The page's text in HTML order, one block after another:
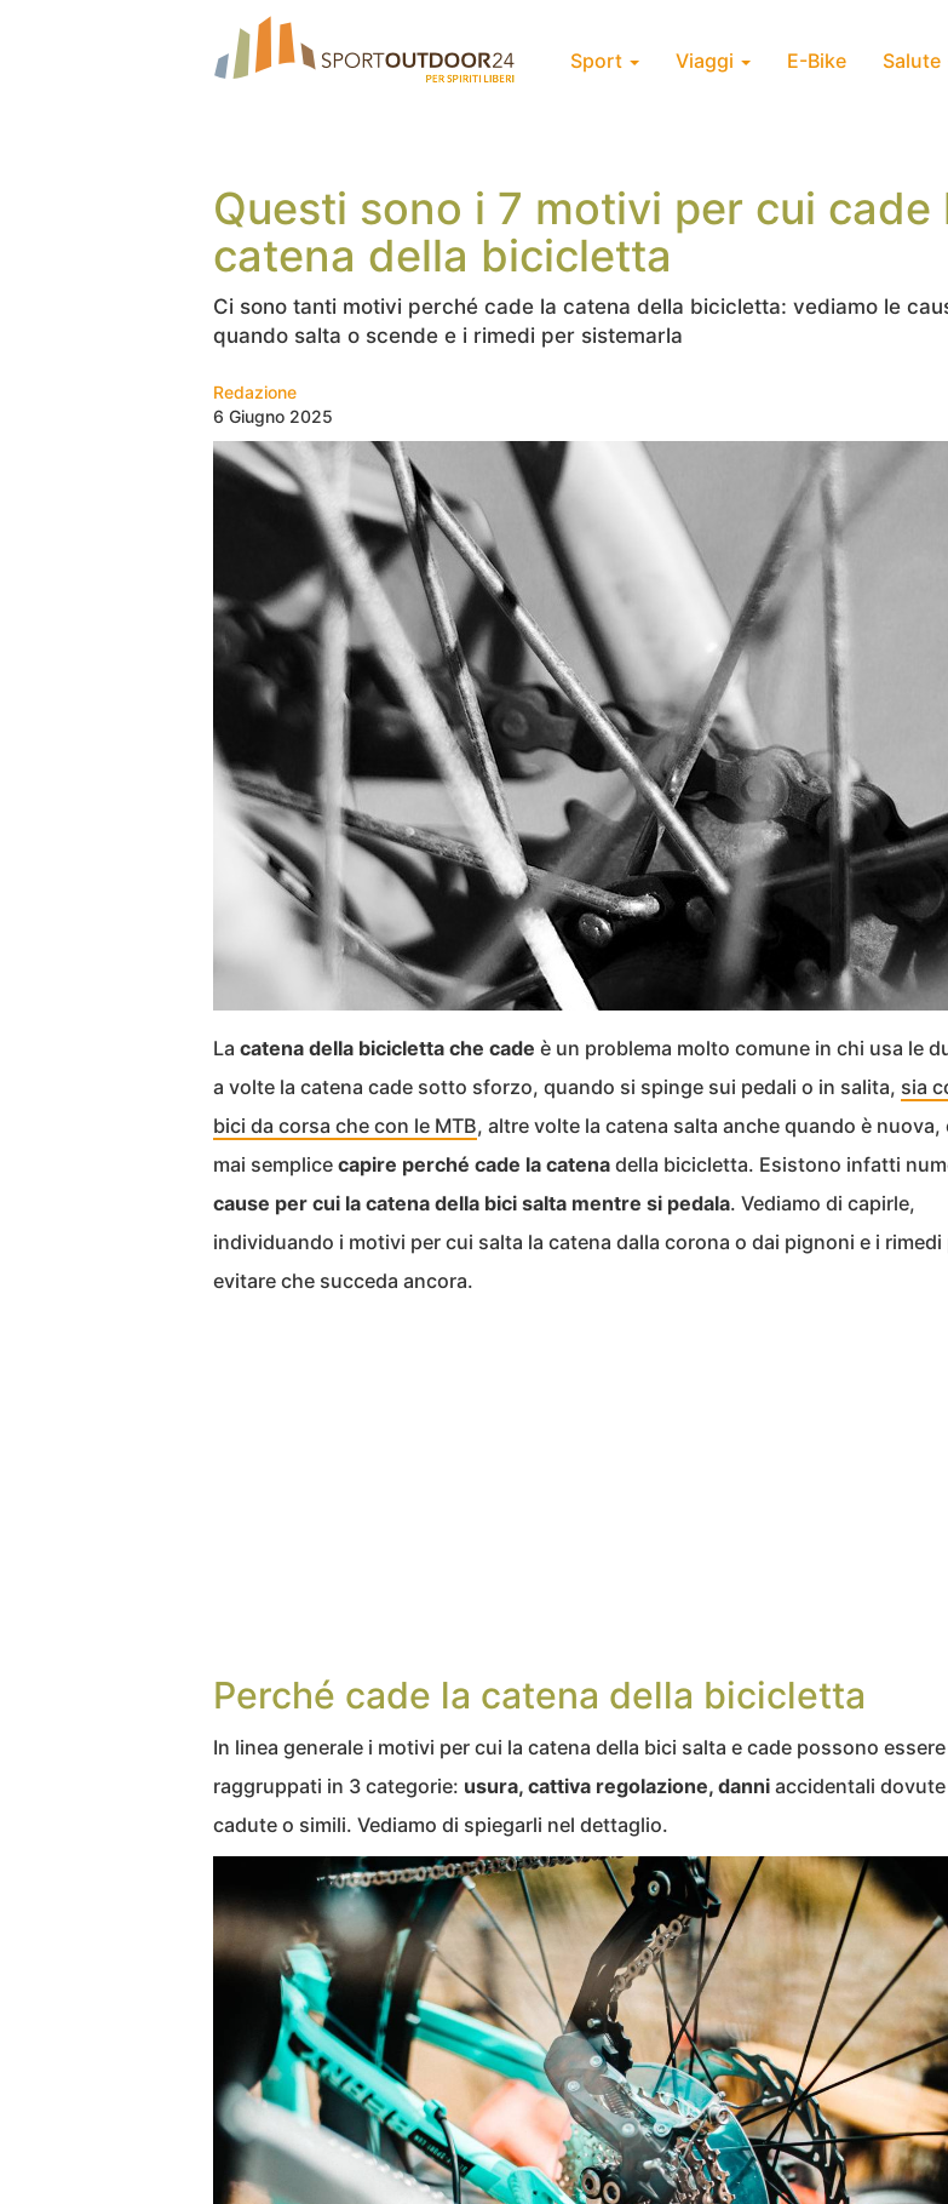
Sport Viaggi E-Bike Salute
Questi sono i 7 motivi per cui cade
catena della bicicletta
Ci sono tanti motivi perché cade la catena della bicicletta: vediamo le
quando salta o scende e i rimedi per sistemarla
Redazione
6 Giugno 2025
La catena della bicicletta che cade è un problema molto comune in chi usa le
a volte la catena cade sotto sforzo, quando si spinge sui pedali o in salita, sia
bici da corsa che con le MTB, altre volte la catena salta anche quando è nuova,
mai semplice capire perché cade la catena della bicicletta. Esistono infatti
cause per cui la catena della bici salta mentre si pedala. Vediamo di capirle,
individuando i motivi per cui salta la catena dalla corona o dai pignoni e i rimedi
evitare che succeda ancora.
Perché cade la catena della bicicletta
In linea generale i motivi per cui la catena della bici salta e cade possono essere
raggruppati in 3 categorie: usura, cattiva regolazione, danni accidentali dovute
cadute o simili. Vediamo di spiegarli nel dettaglio.